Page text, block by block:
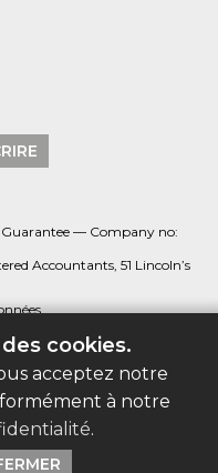
cookies.
acceptez notre
à notre
.
— Company no:
Accountants, 51 Lincoln’s